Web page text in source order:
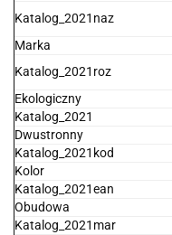
Katalog_2021naz
Marka
Katalog_2021roz
Ekologiczny
Katalog_2021
Dwustronny
Katalog_2021kod
Kolor
Katalog_2021ean
Obudowa
Katalog_2021mar